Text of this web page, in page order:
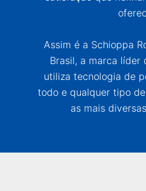
Assim é a Schioppa
Brasil, a marca líder
utiliza tecnologia de
todo e qualquer tipo
as mais